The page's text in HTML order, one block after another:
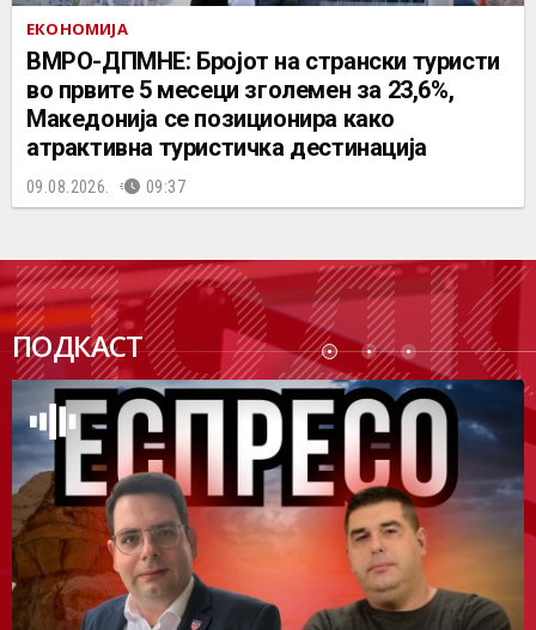
ЕКОНОМИЈА
ВМРО-ДПМНЕ: Бројот на странски туристи
во првите 5 месеци зголемен за 23,6%,
Македонија се позиционира како
атрактивна туристичка дестинација
09.08.2026. 09:37
ПОДКАСТ
ПОДК
АСТ